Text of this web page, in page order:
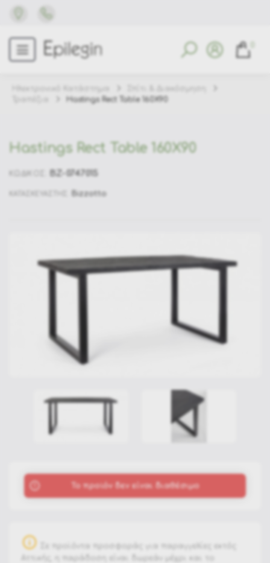
Hastings Rect Table 160X90
Hastings Rect Table 160X90
BZ-0747015
Bizzotto
To προϊόν δεν είναι διαθέσιμο
Σε προϊόντα προσφοράς για παραγγελίες εκτός
Αττικής, η παράδοση είναι δωρεάν μέχρι και το